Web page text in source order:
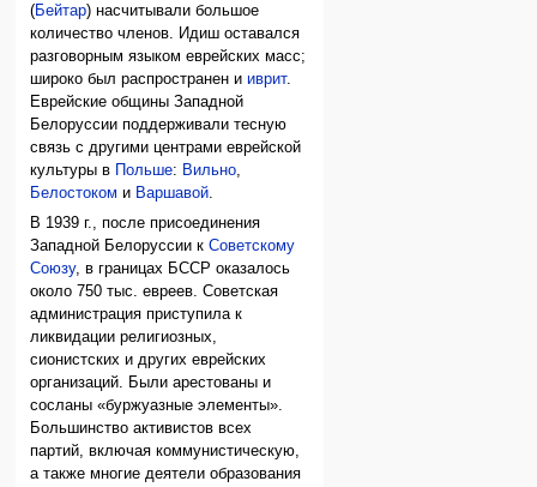
(Бейтар) насчитывали большое
количество членов. Идиш оставался
разговорным языком еврейских масс;
широко был распространен ииврит.
Еврейские общины Западной
Белоруссии поддерживали тесную
связь с другими центрами еврейской
культуры в Польше: Вильно
Белостоком и Варшавой
В 1939 г., после присоединения
Западной Белоруссии кСоветскому
Союзу, в границах БССР оказалось
около 750 тыс. евреев. Советская
администрация приступила к
ликвидации религиозных,
сионистских и других еврейских
организаций. Были арестованы и
сосланы «буржуазные элементы».
Большинство активистов всех
партий, включая коммунистическую,
а также многие деятели образования